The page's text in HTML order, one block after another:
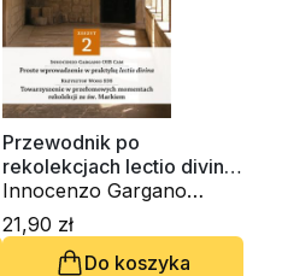
Przewodnik po
rekolekcjach lectio divina.
Zeszyt 2
Innocenzo Gargano
OSBCam., ks. Krzysztof
Wons SDS
21,90 zł
Do koszyka